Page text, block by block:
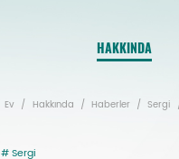
HAKKINDA
Ev / Hakkında / Haberler / Sergi
# Sergi